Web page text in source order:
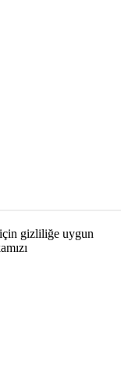
gizliliğe uygun